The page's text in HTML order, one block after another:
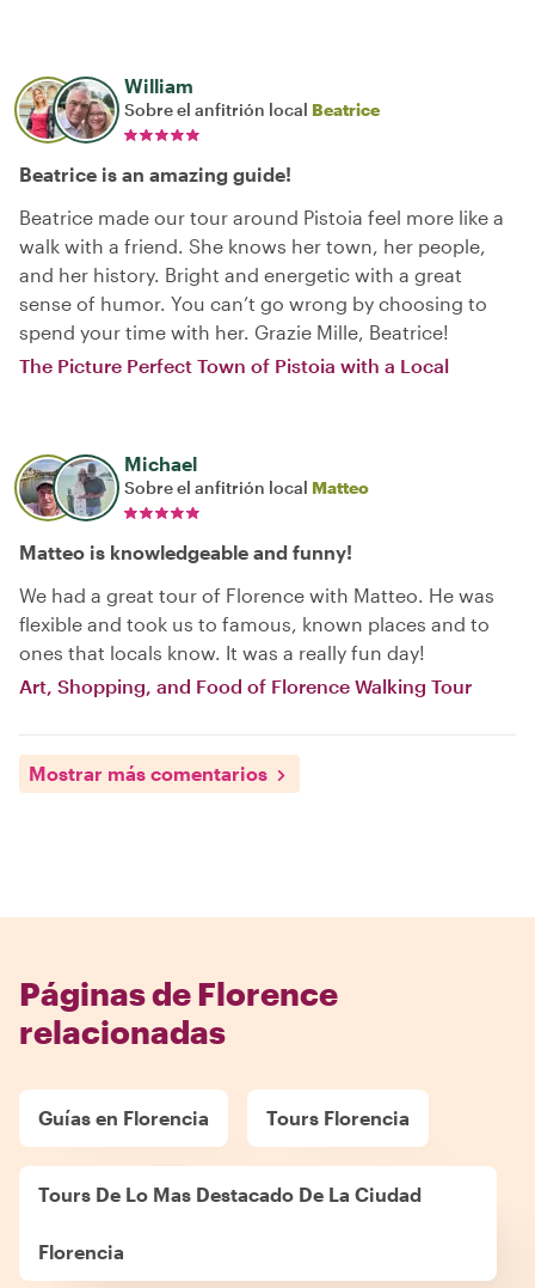
William
Sobre el anfitrión local Beatrice
Beatrice is an amazing guide!
Beatrice made our tour around Pistoia feel more like a
walk with a friend. She knows her town, her people,
and her history. Bright and energetic with a great
sense of humor. You can’t go wrong by choosing to
spend your time with her. Grazie Mille, Beatrice!
The Picture Perfect Town of Pistoia with a Local
Michael
Sobre el anfitrión local Matteo
Matteo is knowledgeable and funny!
We had a great tour of Florence with Matteo. He was
flexible and took us to famous, known places and to
ones that locals know. It was a really fun day!
Art, Shopping, and Food of Florence Walking Tour
Mostrar más comentarios
Páginas de Florence
relacionadas
Guías en Florencia Tours Florencia
Tours De Lo Mas Destacado De La Ciudad
Florencia